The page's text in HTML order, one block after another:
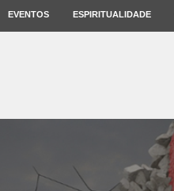
EVENTOS ESPIRITUALIDADE